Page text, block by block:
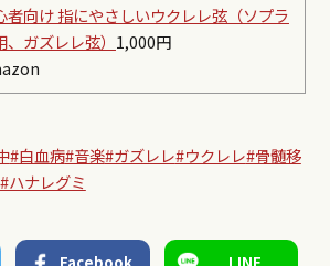
者向け 指にやさしいウクレレ弦（ソプラ
、ガズレレ弦） 1,000円
#白血病#音楽#ガズレレ#ウクレレ#骨髄移
#ハナレグミ